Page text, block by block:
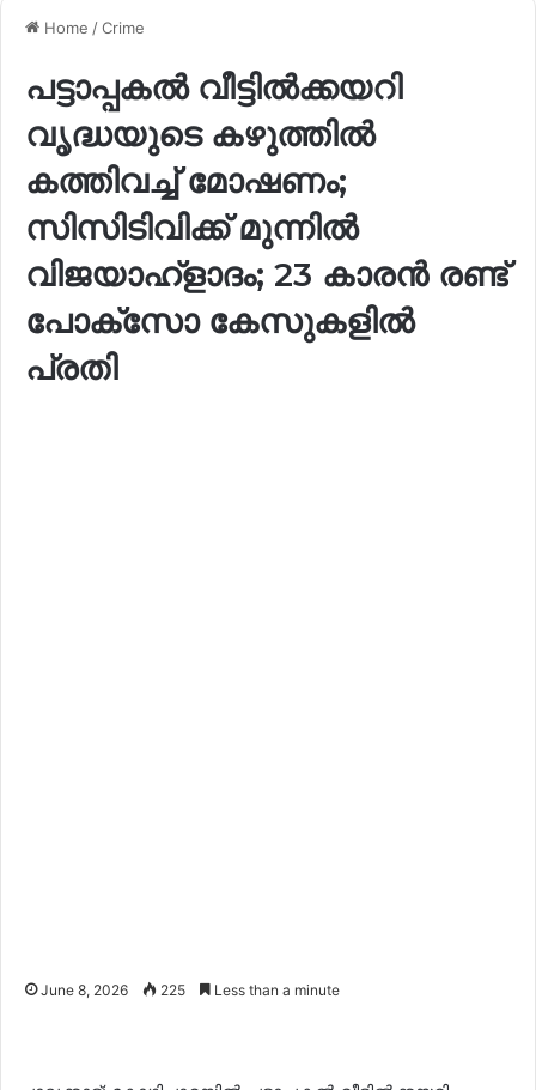
Home /Crime
പട്ടാപ്പകൽ വീട്ടിൽക്കയറി
വൃദ്ധയുടെ കഴുത്തിൽ
കത്തിവച്ച് മോഷണം;
സിസിടിവിക്ക് മുന്നിൽ
വിജയാഹ്ളാദം; 23 കാരൻ രണ്ട്
പോക്സോ കേസുകളിൽ
പ്രതി
June 8, 2026 225 Less than a minute